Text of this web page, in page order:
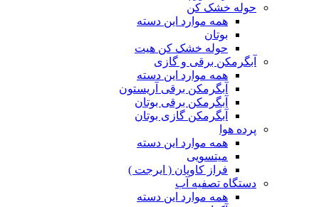
حوله خشک کن
همه موارد این دسته
بوتان
حوله خشک کن هیت
آبگرمکن برقی و گازی
همه موارد این دسته
آبگرمکن برقی آریستون
آبگرمکن برقی بوتان
آبگرمکن گازی بوتان
پرده هوا
همه موارد این دسته
میتسویی
فراز کاویان ( ایرجت )
دستگاه تصفیه آب
همه موارد این دسته